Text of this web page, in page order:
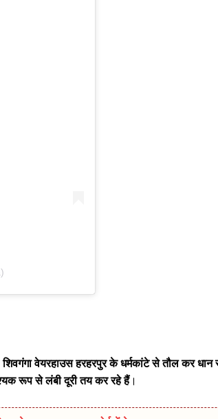
शिवगंगा वेयरहाउस हरहरपुर के धर्मकांटे से तौल कर धान
रूप से लंबी दूरी तय कर रहे हैं।